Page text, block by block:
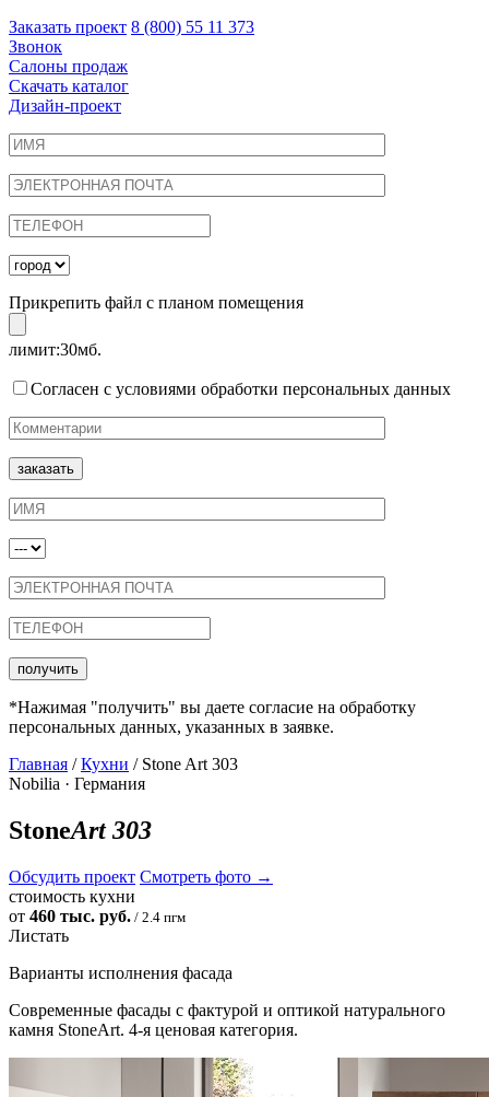
Заказать проект 8 (800) 55 11 373
Звонок
Салоны продаж
Скачать каталог
Дизайн-проект
Прикрепить файл с планом помещения
лимит:30мб.
Согласен с условиями обработки персональных данных
*Нажимая "получить" вы даете согласие на обработку
персональных данных, указанных в заявке.
Главная /Кухни / Stone Art 303
Nobilia · Германия
StoneArt 303
Обсудить проект Смотреть фото →
стоимость кухни
от 460 тыс. руб. / 2.4 пгм
Листать
Варианты исполнения фасада
Современные фасады с фактурой и оптикой натурального
камня StoneArt. 4-я ценовая категория.